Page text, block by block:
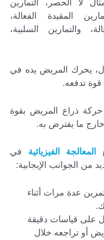
لا الحصر، التمارين
المقيدة الفعالة،
والتمارين السلبية،
يحرك المريض يده في
تدفعه.
حركة ذراع المريض بقوة
ما يفترض به.
المعالجة الفيزيائية في
من الجوانب الإيجابية:
عدة مرات أثناء
على قياسات دقيقة
أو تراجعه خلال